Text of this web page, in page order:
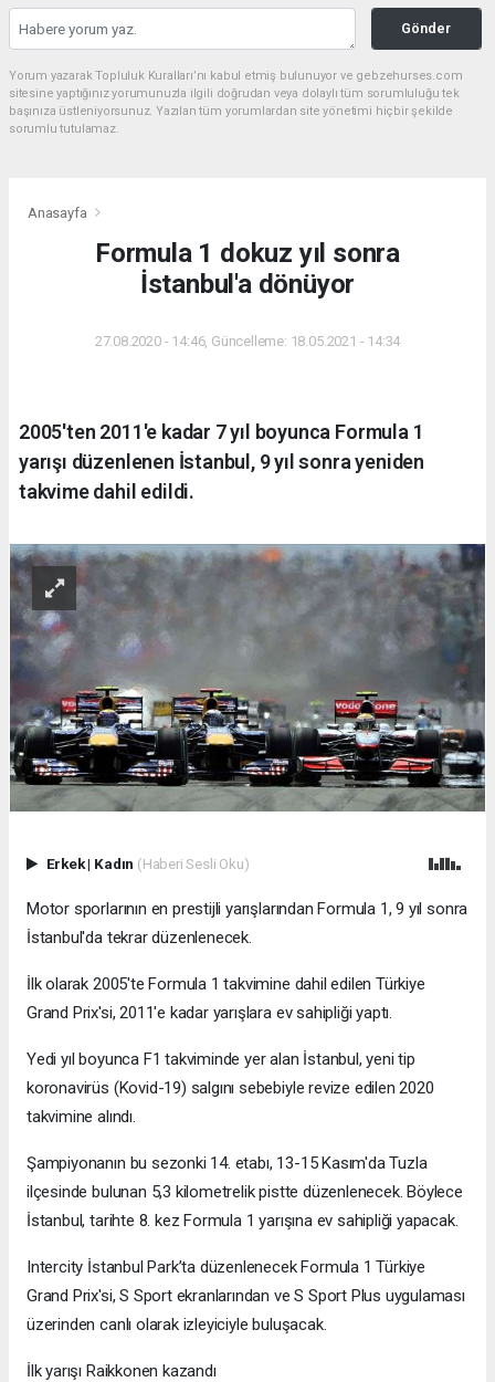
Gönder
Yorum yazarak Topluluk Kuralları’nı kabul etmiş bulunuyor ve gebzehurses.com
sitesine yaptığınız yorumunuzla ilgili doğrudan veya dolaylı tüm sorumluluğu tek
başınıza üstleniyorsunuz. Yazılan tüm yorumlardan site yönetimi hiçbir şekilde
sorumlu tutulamaz.
Anasayfa
Formula 1 dokuz yıl sonra
İstanbul'a dönüyor
27.08.2020 - 14:46, Güncelleme: 18.05.2021 - 14:34
2005'ten 2011'e kadar 7 yıl boyunca Formula 1
yarışı düzenlenen İstanbul, 9 yıl sonra yeniden
takvime dahil edildi.
Erkek| Kadın (Haberi Sesli Oku)
Motor sporlarının en prestijli yarışlarından Formula 1, 9 yıl sonra
İstanbul'da tekrar düzenlenecek.
İlk olarak 2005'te Formula 1 takvimine dahil edilen Türkiye
Grand Prix'si, 2011'e kadar yarışlara ev sahipliği yaptı.
Yedi yıl boyunca F1 takviminde yer alan İstanbul, yeni tip
koronavirüs (Kovid-19) salgını sebebiyle revize edilen 2020
takvimine alındı.
Şampiyonanın bu sezonki 14. etabı, 13-15 Kasım'da Tuzla
ilçesinde bulunan 5,3 kilometrelik pistte düzenlenecek. Böylece
İstanbul, tarihte 8. kez Formula 1 yarışına ev sahipliği yapacak.
Intercity İstanbul Park’ta düzenlenecek Formula 1 Türkiye
Grand Prix'si, S Sport ekranlarından ve S Sport Plus uygulaması
üzerinden canlı olarak izleyiciyle buluşacak.
İlk yarışı Raikkonen kazandı